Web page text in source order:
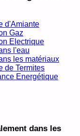
d'Amiante
Gaz
Electrique
l'eau
les matériaux
de Termites
Energétique
dans les